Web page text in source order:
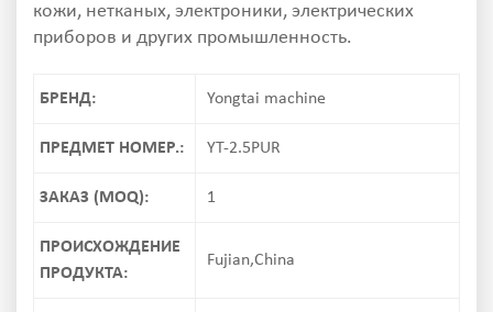
кожи, нетканых, электроники, электрических
приборов и других промышленность.
БРЕНД: Yongtai machine
ПРЕДМЕТ НОМЕР.: YT-2.5PUR
ЗАКАЗ (MOQ): 1
ПРОИСХОЖДЕНИЕ
ПРОДУКТА:
Fujian,China